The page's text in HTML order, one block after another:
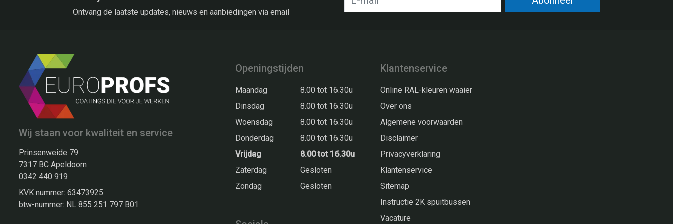
Ontvang de laatste updates, nieuws en aanbiedingen via email
Wij staan voor kwaliteit en service
Prinsenweide 79
7317 BC Apeldoorn
0342 440 919
KVK nummer: 63473925
btw-nummer: NL 855 251 797 B01
Openingstijden
Maandag
8.00 tot 16.30u
Dinsdag
8.00 tot 16.30u
Woensdag
8.00 tot 16.30u
Donderdag
8.00 tot 16.30u
Vrijdag
8.00 tot 16.30u
Zaterdag
Gesloten
Zondag
Gesloten
Klantenservice
Online RAL-kleuren waaier
Over ons
Algemene voorwaarden
Disclaimer
Privacyverklaring
Klantenservice
Sitemap
Instructie 2K spuitbussen
Vacature